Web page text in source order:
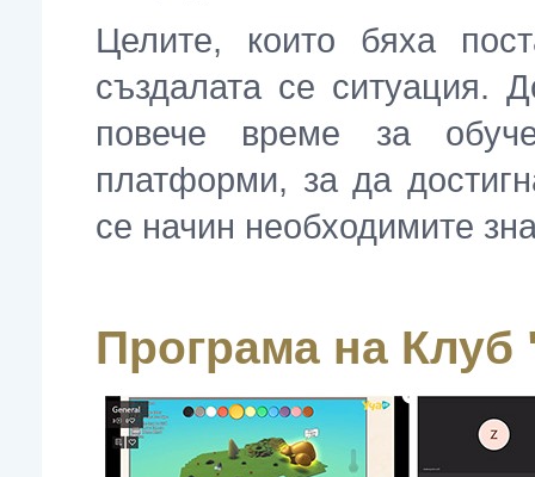
Целите, които бяха
създалата се ситуация.
повече време за
платформи, за да
се начин необходимите
Програма на